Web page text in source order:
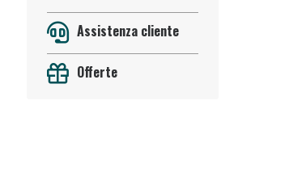
Assistenza cliente
Offerte